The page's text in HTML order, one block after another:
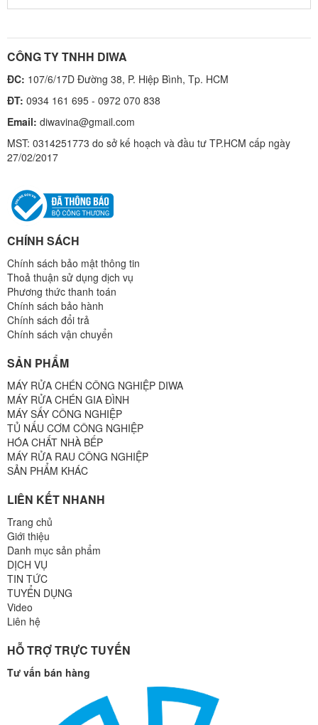
CÔNG TY TNHH DIWA
ĐC: 107/6/17D Đường 38, P. Hiệp Bình, Tp. HCM
ĐT: 0934 161 695 - 0972 070 838
Email: diwavina@gmail.com
MST: 0314251773 do sở kế hoạch và đầu tư TP.HCM cấp ngày
27/02/2017
CHÍNH SÁCH
Chính sách bảo mật thông tin
Thoả thuận sử dụng dịch vụ
Phương thức thanh toán
Chính sách bảo hành
Chính sách đổi trả
Chính sách vận chuyển
SẢN PHẨM
MÁY RỬA CHÉN CÔNG NGHIỆP DIWA
MÁY RỬA CHÉN GIA ĐÌNH
MÁY SẤY CÔNG NGHIỆP
TỦ NẤU CƠM CÔNG NGHIỆP
HÓA CHẤT NHÀ BẾP
MÁY RỬA RAU CÔNG NGHIỆP
SẢN PHẨM KHÁC
LIÊN KẾT NHANH
Trang chủ
Giới thiệu
Danh mục sản phẩm
DỊCH VỤ
TIN TỨC
TUYỂN DỤNG
Video
Liên hệ
HỖ TRỢ TRỰC TUYẾN
Tư vấn bán hàng